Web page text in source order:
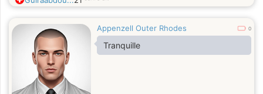
Appenzell Outer Rhodes 0
Tranquille